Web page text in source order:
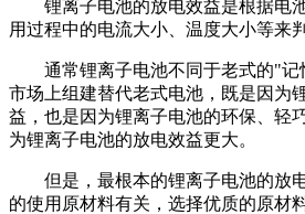
锂离子电池的放电效益是根据电
用过程中的电流大小、温度大小等来判
通常锂离子电池不同于老式的"
市场上组建替代老式电池，既是因为
益，也是因为锂离子电池的环保、轻
为锂离子电池的放电效益更大。
但是，最根本的锂离子电池的放
的使用原材料有关，选择优质的原材